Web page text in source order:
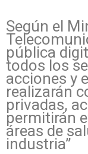
Según el
pública
todos los
acciones y
realizarán
privadas,
permitirán
áreas de
industria”